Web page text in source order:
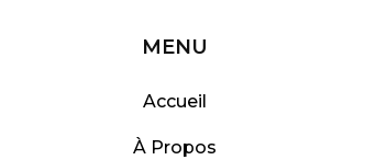
MENU
Accueil
À Propos